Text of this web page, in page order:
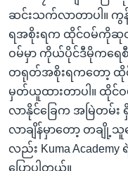
ဆင်းသက်လာတာပါ။ ကွ
ရအစိုးရက ထိုင်ဝမ်ကိုဆု
ဝမ်မှာ ကိုယ်ပိုင်ဒီမိုကရေ
တရုတ်အစိုးရကတော့ ထို
မှတ်ယူထားတာပါ။ ထို
လာနိုင်ခြေက အမြဲတမ်း ရှိ
လာချိန်မှာတော့ တခ
လည်း Kuma
ပြောပါတယ်။